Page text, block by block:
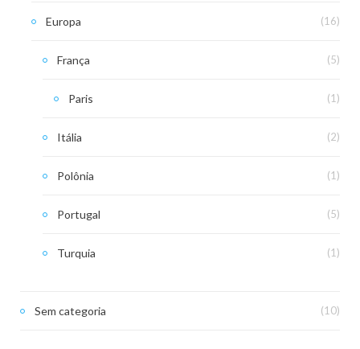
Europa (16)
França (5)
Paris (1)
Itália (2)
Polônia (1)
Portugal (5)
Turquia (1)
Sem categoria (10)